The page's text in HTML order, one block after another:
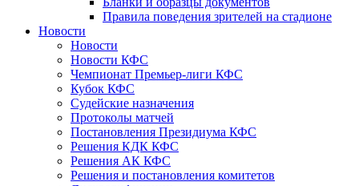
Правила поведения зрителей на стадионе
Новости
Новости
Новости КФС
Чемпионат Премьер-лиги КФС
Кубок КФС
Судейские назначения
Протоколы матчей
Постановления Президиума КФС
Решения КДК КФС
Решения АК КФС
Решения и постановления комитетов